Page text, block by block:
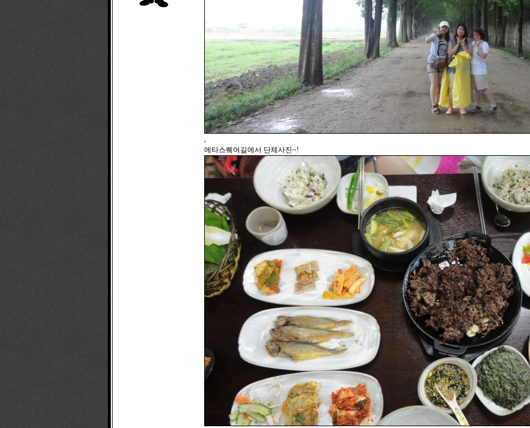
,
메타스퀘어길에서 단체사진~!